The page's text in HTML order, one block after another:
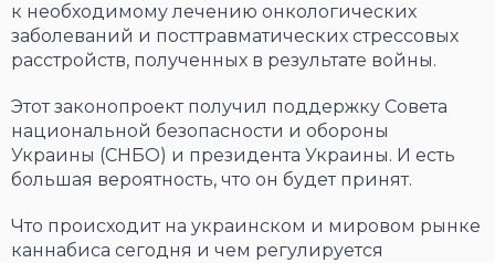
к необходимому лечению онкологических
заболеваний и посттравматических стрессовых
расстройств, полученных в результате войны.
Этот законопроект получил поддержку Совета
национальной безопасности и обороны
Украины (СНБО) и президента Украины. И есть
большая вероятность, что он будет принят.
Что происходит на украинском и мировом рынке
каннабиса сегодня и чем регулируется